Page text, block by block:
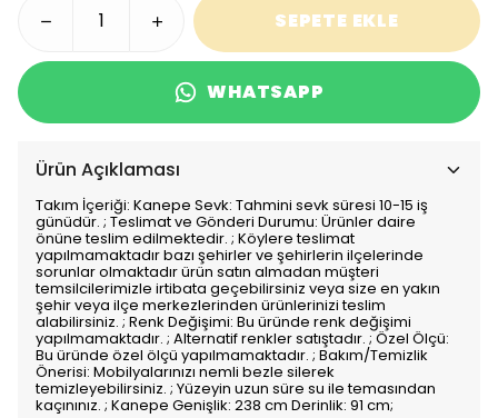
SEPETE EKLE
WHATSAPP
Ürün Açıklaması
Takım İçeriği: Kanepe Sevk: Tahmini sevk süresi 10-15 iş
günüdür. ; Teslimat ve Gönderi Durumu: Ürünler daire
önüne teslim edilmektedir. ; Köylere teslimat
yapılmamaktadır bazı şehirler ve şehirlerin ilçelerinde
sorunlar olmaktadır ürün satın almadan müşteri
temsilcilerimizle irtibata geçebilirsiniz veya size en yakın
şehir veya ilçe merkezlerinden ürünlerinizi teslim
alabilirsiniz. ; Renk Değişimi: Bu üründe renk değişimi
yapılmamaktadır. ; Alternatif renkler satıştadır. ; Özel Ölçü:
Bu üründe özel ölçü yapılmamaktadır. ; Bakım/Temizlik
Önerisi: Mobilyalarınızı nemli bezle silerek
temizleyebilirsiniz. ; Yüzeyin uzun süre su ile temasından
kaçınınız. ; Kanepe Genişlik: 238 cm Derinlik: 91 cm;